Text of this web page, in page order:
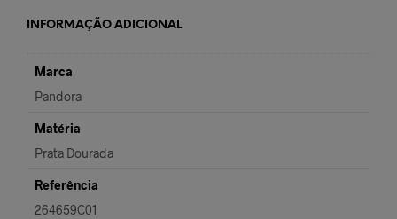
INFORMAÇÃO ADICIONAL
Marca
Pandora
Matéria
Prata Dourada
Referência
264659C01